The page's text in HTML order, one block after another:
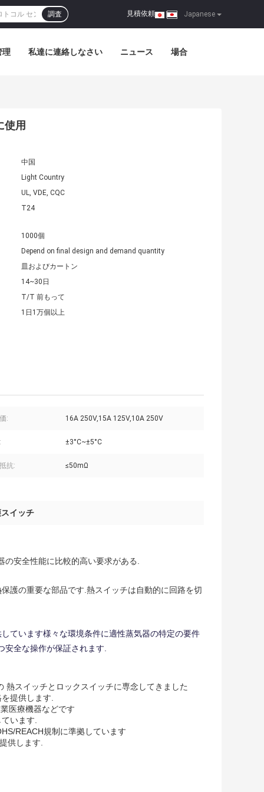
Japanese
見積依頼 |
調査
理 私達に連絡しなさい ニュース 場合
使用
中国
Light Country
UL, VDE, CQC
T24
1000個
Depend on final design and demand quantity
皿およびカートン
14~30日
T/T 前もって
1日1万個以上
: 16A 250V,15A 125V,10A 250V
±3°C~±5°C
抗: ≤50mΩ
イッチ
の安全性能に比較的高い要求がある.
護の重要な部品です.熱スイッチは自動的に回路を切
ています様々な環境条件に適性蒸気器の特定の要件
安全な操作が保証されます.
熱スイッチとロックスイッチに専念してきました
提供します.
医療機器などです
います.
REACH規制に準拠しています
供します.